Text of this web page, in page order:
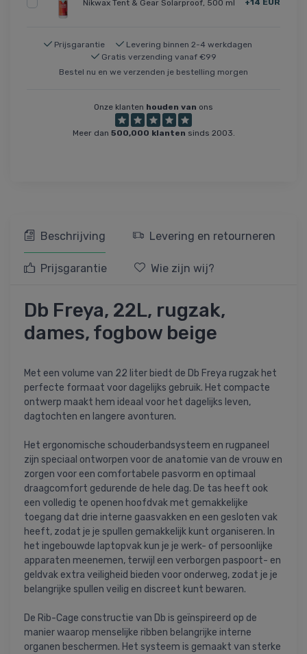
Nikwax Tent & Gear Solarproof, 500 ml
Prijsgarantie
Levering binnen 2-4 werkdagen
Gratis verzending vanaf €99
Bestel nu en we verzenden je bestelling morgen
Onze klanten houden van ons
Meer dan 500,000 klanten sinds 2003.
Beschrijving Levering en retourneren
Prijsgarantie Wie zijn wij?
Db Freya, 22L, rugzak,
dames, fogbow beige
Met een volume van 22 liter biedt de Db Freya rugzak het
perfecte formaat voor dagelijks gebruik. Het compacte
ontwerp maakt hem ideaal voor het dagelijks leven,
dagtochten en langere avonturen.
Het ergonomische schouderbandsysteem en rugpaneel
zijn speciaal ontworpen voor de anatomie van de vrouw en
zorgen voor een comfortabele pasvorm en optimaal
draagcomfort gedurende de hele dag. De tas heeft ook
een volledig te openen hoofdvak met gemakkelijke
toegang dat drie interne gaasvakken en een gesloten vak
heeft, zodat je je spullen gemakkelijk kunt organiseren. In
het ingebouwde laptopvak kun je je werk- of persoonlijke
apparaten meenemen, terwijl een verborgen paspoort- en
geldvak extra veiligheid bieden voor onderweg, zodat je je
belangrijke spullen veilig en discreet kunt bewaren.
De Rib-Cage constructie van Db is geïnspireerd op de
manier waarop menselijke ribben belangrijke interne
organen beschermen. Het systeem is gemaakt van sterke